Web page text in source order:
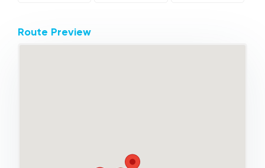
Route Preview